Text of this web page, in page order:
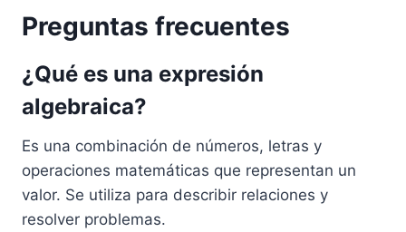
Preguntas frecuentes
¿Qué es una expresión
algebraica?
Es una combinación de números, letras y
operaciones matemáticas que representan un
valor. Se utiliza para describir relaciones y
resolver problemas.